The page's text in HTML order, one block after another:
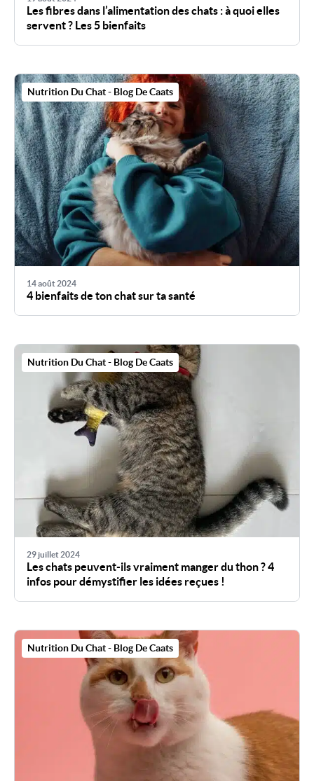
Les fibres dans l’alimentation des chats : à quoi elles
servent ? Les 5 bienfaits
Nutrition Du Chat - Blog De Caats
14 août 2024
4 bienfaits de ton chat sur ta santé
Nutrition Du Chat - Blog De Caats
29 juillet 2024
Les chats peuvent-ils vraiment manger du thon ? 4
infos pour démystifier les idées reçues !
Nutrition Du Chat - Blog De Caats